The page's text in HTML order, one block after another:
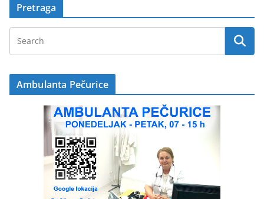
Pretraga
Ambulanta Pečurice